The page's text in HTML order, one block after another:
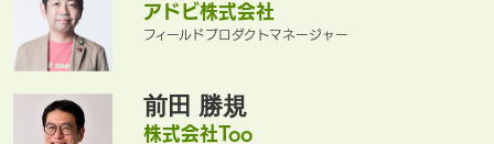
アドビ株式会社
フィールドプロダクトマネージャー
前田 勝規
株式会社Too